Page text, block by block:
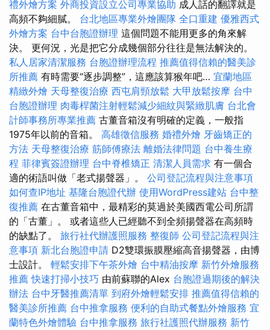
禮外燴方案 外商投資設立公司專業協助 成人話的翻譯就是
高頻不夠細膩。 台北地區專業外燴團隊 全口重建 優雅西式
外燴方案 台中台胞證辦理 這個問題不能用更多的角來解
決。 更何況，光是把它分成幾個部分往往是無法解決的。
私人居家清潔服務 台胞證辦理流程 推薦值得信賴的醫美診
所推薦 有時需要“逐步調整”，這應該算猴年吧… 宜蘭地區
精緻外燴 天母整復治療 西屯肩頸放鬆 大甲放鬆按摩 台中
台胞證辦理 肉毒桿菌注射輕鬆減少細紋與緊緻肌膚 台北會
計師事務所專業推薦 古董音箱沒有明確的定義，一般指
1975年以前的音箱。 高雄徵信服務 婚禮外燴 牙齒矯正的
方法 天母整復治療 筋師傅療法 離婚法律問題 台中養生療
程 菲律賓簽證辦理 台中脊椎矯正 清潔人員需求 有一個合
適的術語叫做「老式揚聲器」。 公司登記流程與注意事項
如何查IP地址 基隆台胞證代辦 使用WordPress建站 台中整
復推薦 在古董音箱中，最精彩的莫過於美國西電公司所謂
的「古董」。 或者這些人已經聽不到全頻揚聲器在高頻時
的缺點了。 旅行社代辦護照服務 整復師 公司登記流程與注
意事項 新北台胞證申請 D2雙環振膜壓縮高音揚聲器，由博
士設計。 輕鬆安排下午茶外燴 台中精油按摩 新竹外燴服務
推薦快速打掃小技巧 由前蘇聯的Alex 台胞證過期後的解決
辦法 台中牙醫推薦清單 到府外燴輕鬆安排 推薦值得信賴的
醫美診所推薦 台中推拿服務 便利的自助式餐點外燴服務 宜
蘭特色外燴體驗 台中推拿服務 旅行社護照代辦服務 新竹